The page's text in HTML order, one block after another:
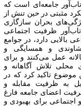
جامعه‌ای است که
مثبتی در حین تنش از
بحران سازگاری
ظرفیت اجتماعی
بالایی دارد، در جوامع
و همسایگی و
عمل می‌کنند و برای
محلی تلاش آگاهانه و
موضوع تاکید کرد که در
به ظرفیت مقابله و
اعضای جامعه فارغ
اجتماعی برای بهبودی و